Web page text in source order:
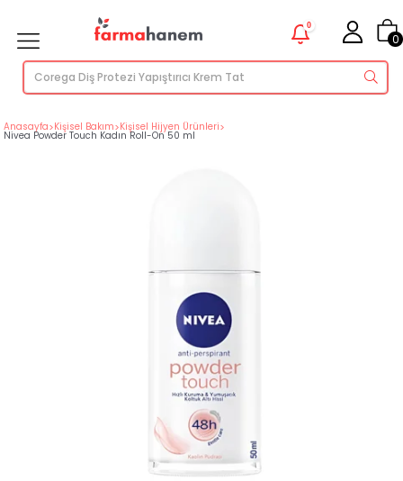
0
0
Anasayfa>Kişisel Bakım>Kişisel Hijyen Ürünleri>
Nivea Powder Touch Kadın Roll-On 50 ml